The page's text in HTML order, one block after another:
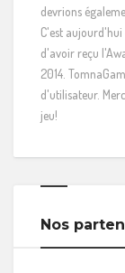
devrions
C'est aujourd'hui
d'avoir reçu
2014.
d'utilisateur.
jeu!
Nos